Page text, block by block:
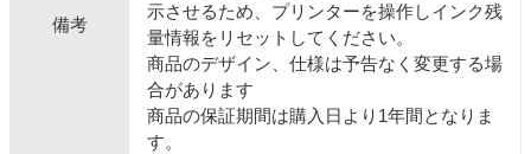
備考
示させるため、プリンターを操作しインク残
量情報をリセットしてください。
商品のデザイン、仕様は予告なく変更する場
合があります
商品の保証期間は購入日より1年間となりま
す。